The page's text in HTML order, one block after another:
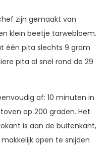
zijn gemaakt van
klein beetje tarwebloem.
één pita slechts 9 gram
pita al snel rond de 29
af: 10 minuten in
op 200 graden. Het
is aan de buitenkant,
open te snijden